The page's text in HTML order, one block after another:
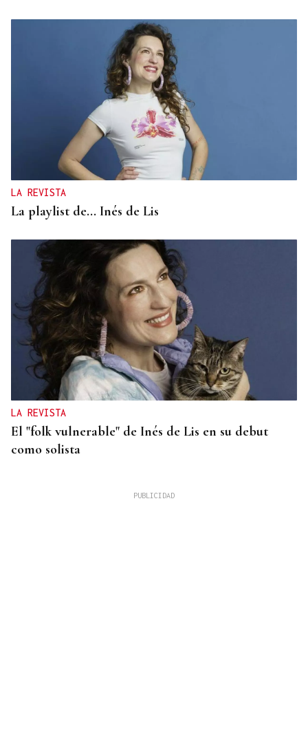
LA REVISTA
La playlist de... Inés de Lis
LA REVISTA
El "folk vulnerable" de Inés de Lis en su debut
como solista